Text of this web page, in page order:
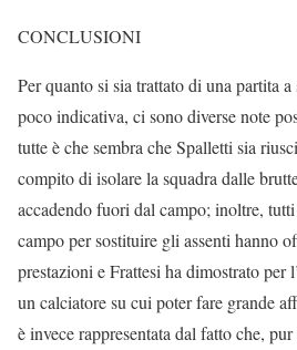
CONCLUSIONI
Per quanto si sia trattato di una partita
poco indicativa, ci sono diverse note
tutte è che sembra che Spalletti sia
compito di isolare la squadra dalle
accadendo fuori dal campo; inoltre,
campo per sostituire gli assenti hanno
prestazioni e Frattesi ha dimostrato per
un calciatore su cui poter fare grande
è invece rappresentata dal fatto che,